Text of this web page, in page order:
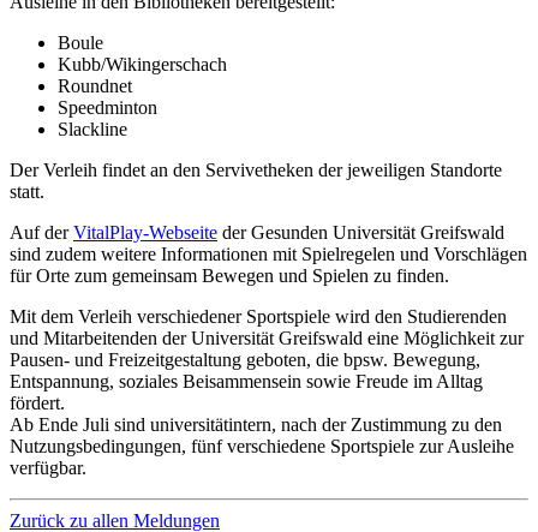
Boule
Kubb/Wikingerschach
Roundnet
Speedminton
Slackline
Der Verleih findet an den Servivetheken der jeweiligen Standorte
statt.
Auf derVitalPlay-Webseite der Gesunden Universität Greifswald
sind zudem weitere Informationen mit Spielregelen und Vorschlägen
für Orte zum gemeinsam Bewegen und Spielen zu finden.
Mit dem Verleih verschiedener Sportspiele wird den Studierenden
und Mitarbeitenden der Universität Greifswald eine Möglichkeit zur
Pausen- und Freizeitgestaltung geboten, die bpsw. Bewegung,
Entspannung, soziales Beisammensein sowie Freude im Alltag
fördert.
Ab Ende Juli sind universitätintern, nach der Zustimmung zu den
Nutzungsbedingungen, fünf verschiedene Sportspiele zur Ausleihe
verfügbar.
Zurück zu allen Meldungen